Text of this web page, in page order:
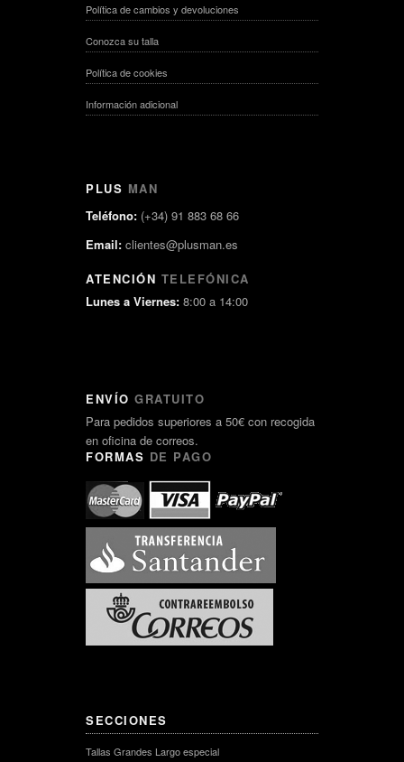
Política de cambios y devoluciones
Conozca su talla
Política de cookies
Información adicional
PLUS MAN
Teléfono: (+34) 91 883 68 66
Email: clientes@plusman.es
ATENCIÓN TELEFÓNICA
Lunes a Viernes: 8:00 a 14:00
ENVÍO GRATUITO
Para pedidos superiores a 50€ con recogida
en oficina de correos.
FORMAS DE PAGO
SECCIONES
Tallas Grandes Largo especial